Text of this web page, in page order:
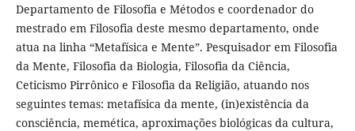
Departamento de Filosofia e Métodos e coordenador do
mestrado em Filosofia deste mesmo departamento, onde
atua na linha “Metafísica e Mente”. Pesquisador em Filosofia
da Mente, Filosofia da Biologia, Filosofia da Ciência,
Ceticismo Pirrônico e Filosofia da Religião, atuando nos
seguintes temas: metafísica da mente, (in)existência da
consciência, memética, aproximações biológicas da cultura,